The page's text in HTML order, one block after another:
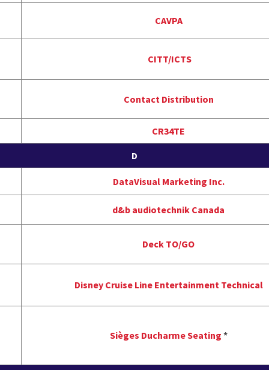
CAVPA
CITT/ICTS
Contact Distribution
CR34TE
D
DataVisual Marketing Inc.
d&b audiotechnik Canada
Deck TO/GO
Disney Cruise Line Entertainment Technical
Sièges Ducharme Seating *